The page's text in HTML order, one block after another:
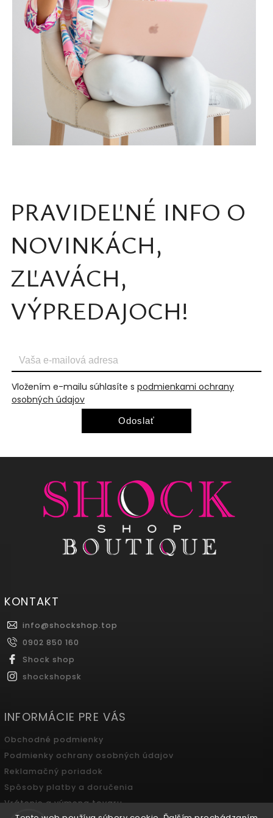
PRAVIDEĽNÉ INFO O
NOVINKÁCH,
ZĽAVÁCH,
VÝPREDAJOCH!
Vložením e-mailu súhlasíte s podmienkami ochrany
osobných údajov
Odoslať
KONTAKT
info@shockshop.top
0902 850 160
Shock shop
shockshopsk
INFORMÁCIE PRE VÁS
Obchodné podmienky
Podmienky ochrany osobných údajov
Reklamačný poriadok
Spôsoby platby a doručenia
Vrátenie a výmena tovaru